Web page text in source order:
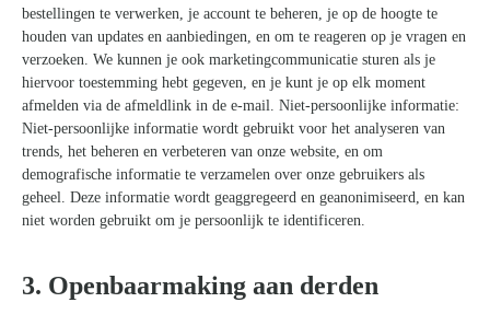
bestellingen te verwerken, je account te beheren, je op de hoogte te
houden van updates en aanbiedingen, en om te reageren op je vragen en
verzoeken. We kunnen je ook marketingcommunicatie sturen als je
hiervoor toestemming hebt gegeven, en je kunt je op elk moment
afmelden via de afmeldlink in de e-mail. Niet-persoonlijke informatie:
Niet-persoonlijke informatie wordt gebruikt voor het analyseren van
trends, het beheren en verbeteren van onze website, en om
demografische informatie te verzamelen over onze gebruikers als
geheel. Deze informatie wordt geaggregeerd en geanonimiseerd, en kan
niet worden gebruikt om je persoonlijk te identificeren.
3. Openbaarmaking aan derden